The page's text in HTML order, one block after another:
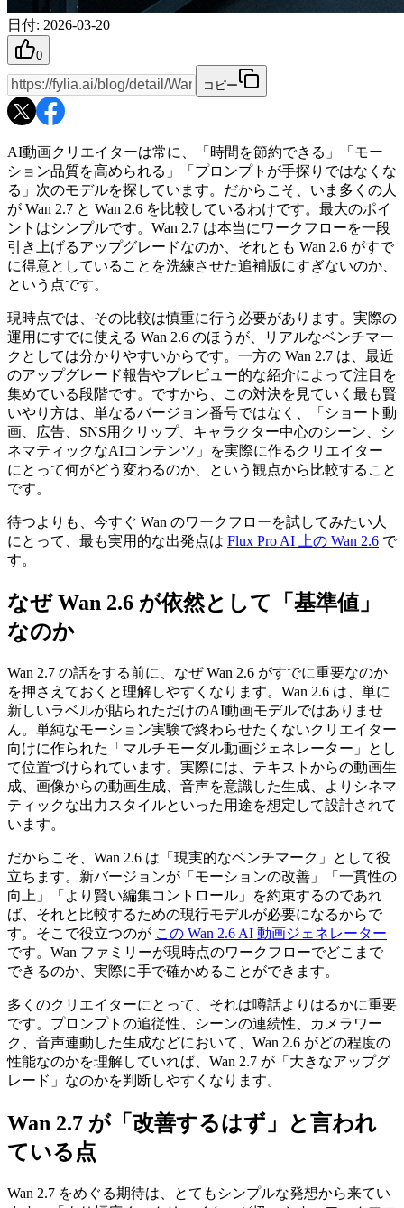
日付: 2026-03-20
0
コピー
AI動画クリエイターは常に、「時間を節約できる」「モー
ション品質を高められる」「プロンプトが手探りではなくな
る」次のモデルを探しています。だからこそ、いま多くの人
が Wan 2.7 と Wan 2.6 を比較しているわけです。最大のポイ
ントはシンプルです。Wan 2.7 は本当にワークフローを一段
引き上げるアップグレードなのか、それとも Wan 2.6 がすで
に得意としていることを洗練させた追補版にすぎないのか、
という点です。
現時点では、その比較は慎重に行う必要があります。実際の
運用にすでに使える Wan 2.6 のほうが、リアルなベンチマー
クとしては分かりやすいからです。一方の Wan 2.7 は、最近
のアップグレード報告やプレビュー的な紹介によって注目を
集めている段階です。ですから、この対決を見ていく最も賢
いやり方は、単なるバージョン番号ではなく、「ショート動
画、広告、SNS用クリップ、キャラクター中心のシーン、シ
ネマティックなAIコンテンツ」を実際に作るクリエイター
にとって何がどう変わるのか、という観点から比較すること
です。
待つよりも、今すぐ Wan のワークフローを試してみたい人
にとって、最も実用的な出発点は Flux Pro AI 上の Wan 2.6 で
す。
なぜ Wan 2.6 が依然として「基準値」
なのか
Wan 2.7 の話をする前に、なぜ Wan 2.6 がすでに重要なのか
を押さえておくと理解しやすくなります。Wan 2.6 は、単に
新しいラベルが貼られただけのAI動画モデルではありませ
ん。単純なモーション実験で終わらせたくないクリエイター
向けに作られた「マルチモーダル動画ジェネレーター」とし
て位置づけられています。実際には、テキストからの動画生
成、画像からの動画生成、音声を意識した生成、よりシネマ
ティックな出力スタイルといった用途を想定して設計されて
います。
だからこそ、Wan 2.6 は「現実的なベンチマーク」として役
立ちます。新バージョンが「モーションの改善」「一貫性の
向上」「より賢い編集コントロール」を約束するのであれ
ば、それと比較するための現行モデルが必要になるからで
す。そこで役立つのが この Wan 2.6 AI 動画ジェネレーター
です。Wan ファミリーが現時点のワークフローでどこまで
できるのか、実際に手で確かめることができます。
多くのクリエイターにとって、それは噂話よりはるかに重要
です。プロンプトの追従性、シーンの連続性、カメラワー
ク、音声連動した生成などにおいて、Wan 2.6 がどの程度の
性能なのかを理解していれば、Wan 2.7 が「大きなアップグ
レード」なのかを判断しやすくなります。
Wan 2.7 が「改善するはず」と言われ
ている点
Wan 2.7 をめぐる期待は、とてもシンプルな発想から来てい